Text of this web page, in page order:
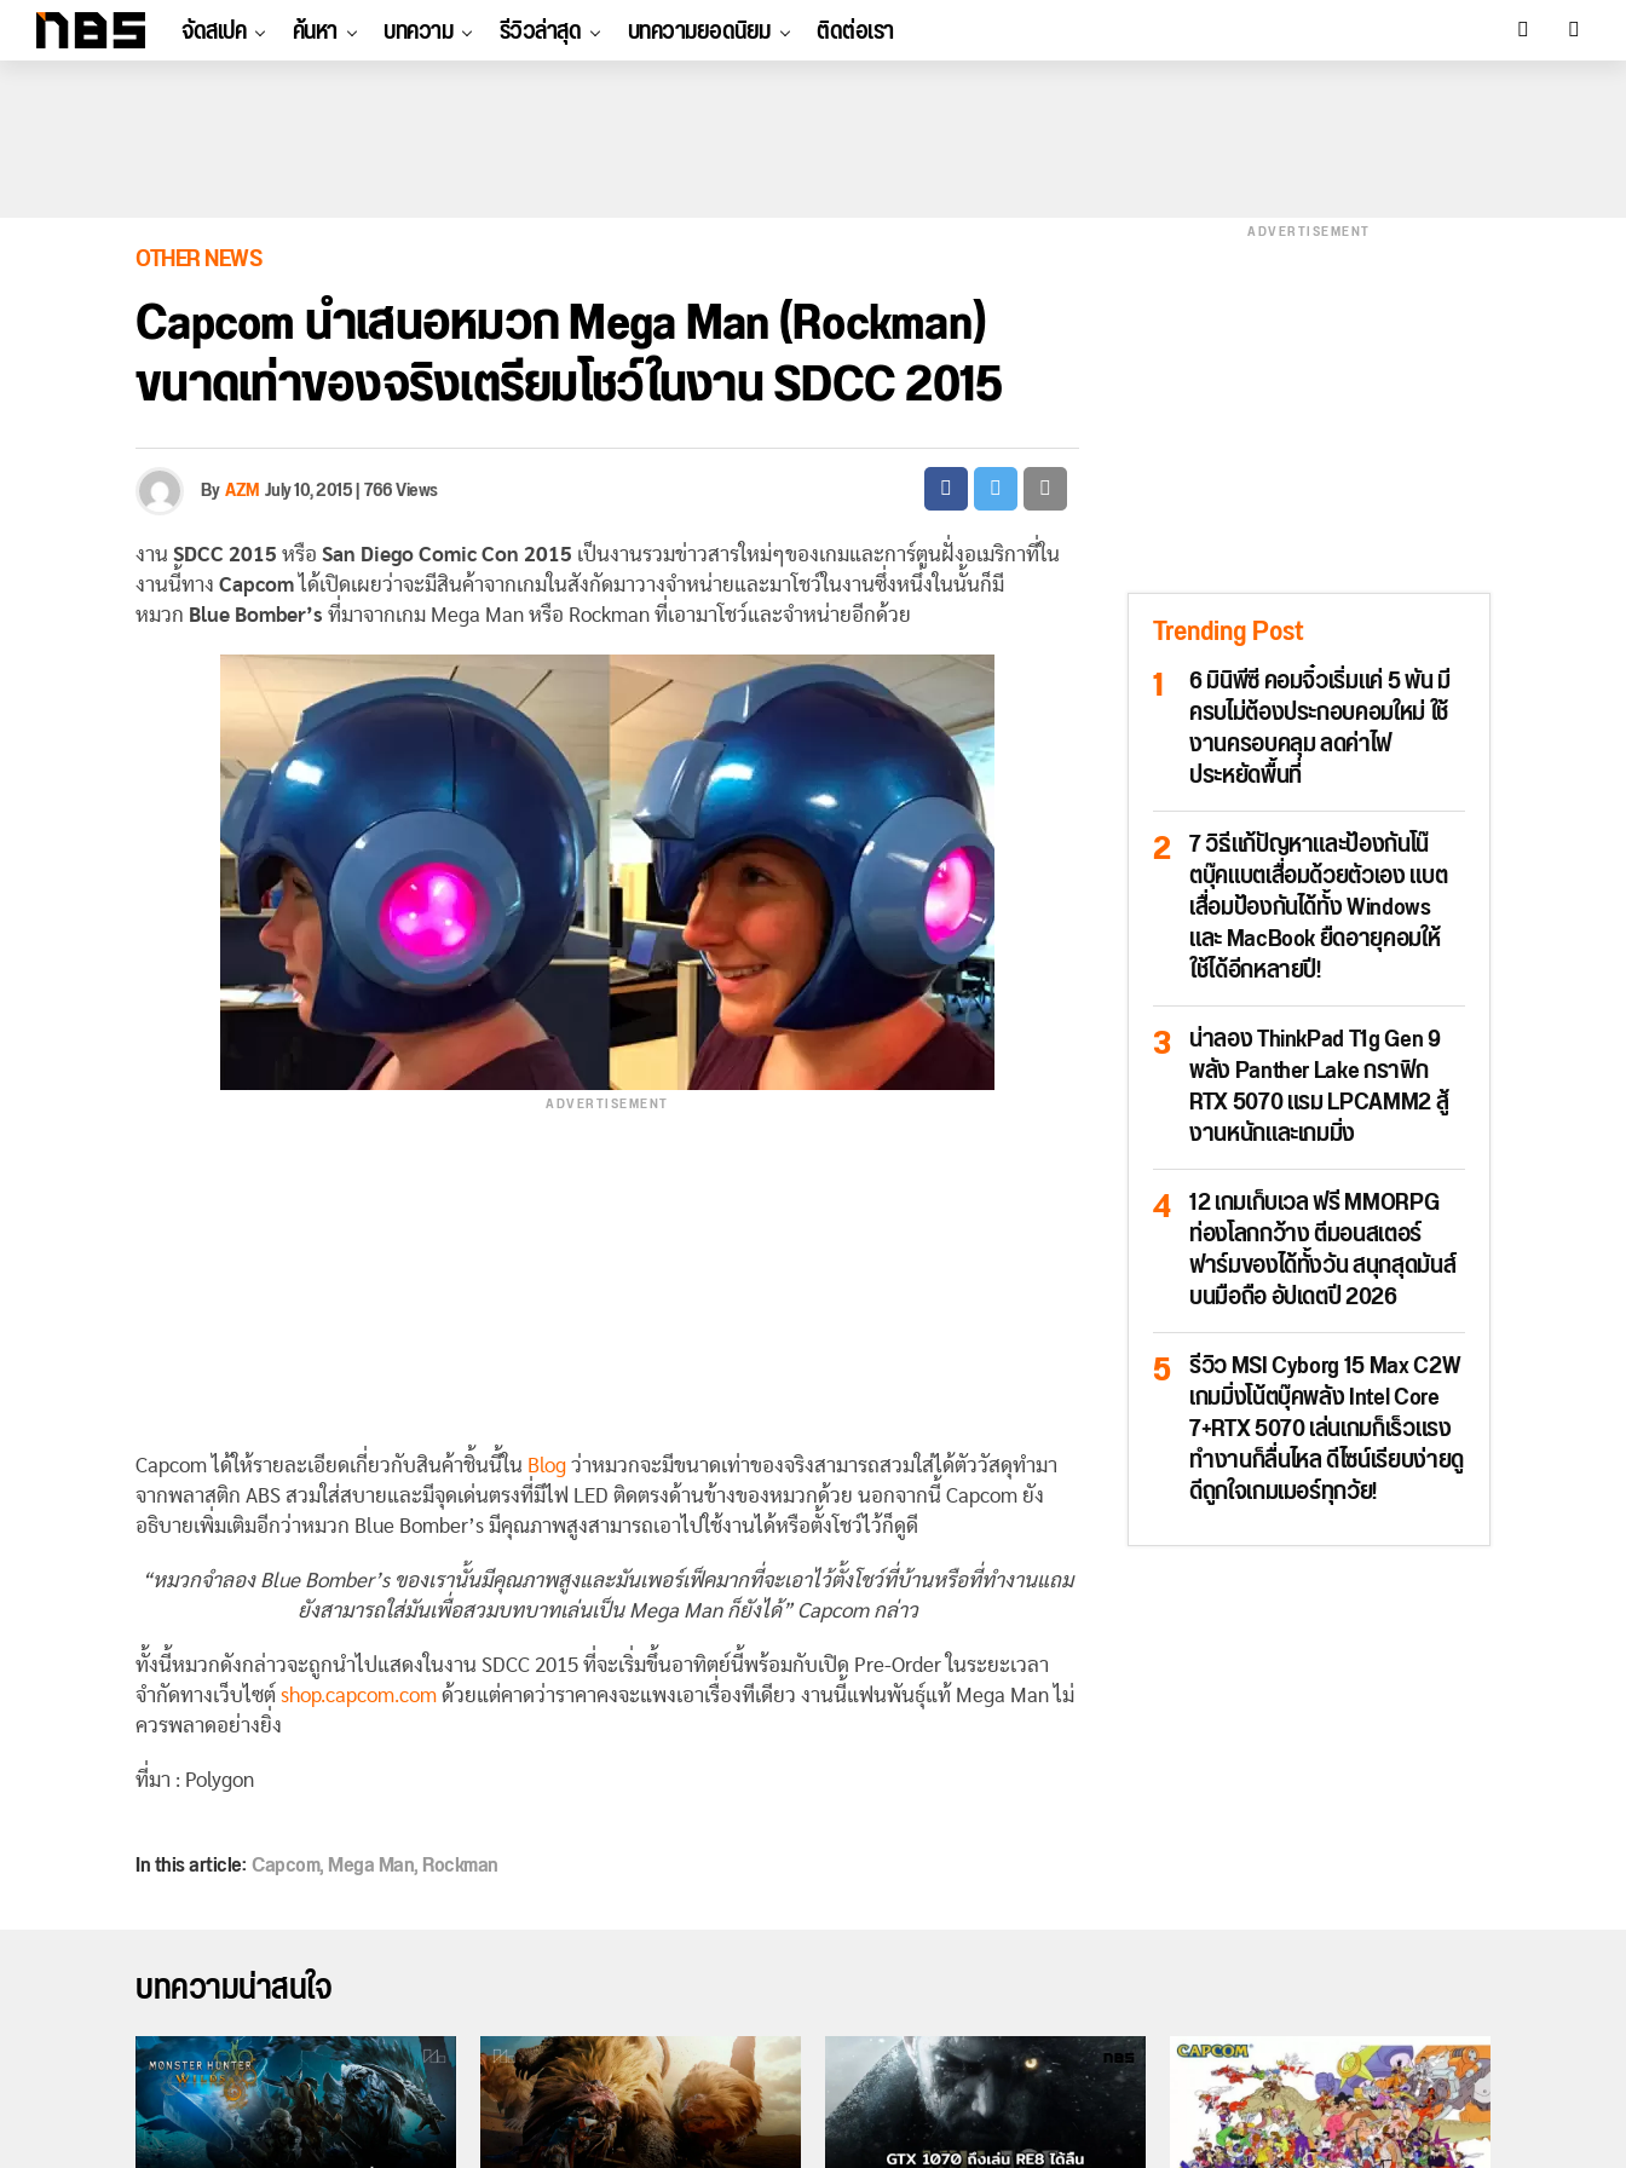
จัดสเปค ค้นหา บทความ รีวิวล่าสุด บทความยอดนิยม ติดต่อเรา
OTHER NEWS
Capcom นำเสนอหมวก Mega Man (Rockman)
ขนาดเท่าของจริงเตรียมโชว์ในงาน SDCC 2015
ByAZMJuly 10, 2015|766 Views
งาน SDCC 2015 หรือ San Diego Comic Con 2015 เป็นงานรวมข่าวสารใหม่ๆของเกมและการ์ตูนฝั่งอเมริกาที่ใน
งานนี้ทาง Capcom ได้เปิดเผยว่าจะมีสินค้าจากเกมในสังกัดมาวางจำหน่ายและมาโชว์ในงานซึ่งหนึ่งในนั้นก็มี
หมวก Blue Bomber’s ที่มาจากเกม Mega Man หรือ Rockman ที่เอามาโชว์และจำหน่ายอีกด้วย
ADVERTISEMENT
Capcom ได้ให้รายละเอียดเกี่ยวกับสินค้าชิ้นนี้ใน Blog ว่าหมวกจะมีขนาดเท่าของจริงสามารถสวมใส่ได้ตัววัสดุทำมา
จากพลาสติก ABS สวมใส่สบายและมีจุดเด่นตรงที่มีไฟ LED ติดตรงด้านข้างของหมวกด้วย นอกจากนี้ Capcom ยัง
อธิบายเพิ่มเติมอีกว่าหมวก Blue Bomber’s มีคุณภาพสูงสามารถเอาไปใช้งานได้หรือตั้งโชว์ไว้ก็ดูดี
“หมวกจำลอง Blue Bomber’s ของเรานั้นมีคุณภาพสูงและมันเพอร์เฟ็คมากที่จะเอาไว้ตั้งโชว์ที่บ้านหรือที่ทำงานแถม
ยังสามารถใส่มันเพื่อสวมบทบาทเล่นเป็น Mega Man ก็ยังได้” Capcom กล่าว
ทั้งนี้หมวกดังกล่าวจะถูกนำไปแสดงในงาน SDCC 2015 ที่จะเริ่มขึ้นอาทิตย์นี้พร้อมกับเปิด Pre-Order ในระยะเวลา
จำกัดทางเว็บไซต์ shop.capcom.com ด้วยแต่คาดว่าราคาคงจะแพงเอาเรื่องทีเดียว งานนี้แฟนพันธุ์แท้ Mega Man ไม่
ควรพลาดอย่างยิ่ง
ที่มา : Polygon
In this article:Capcom,Mega Man,Rockman
ADVERTISEMENT
Trending Post
6 มินิพีซี คอมจิ๋วเริ่มแค่ 5 พัน มี
ครบไม่ต้องประกอบคอมใหม่ ใช้
งานครอบคลุม ลดค่าไฟ
ประหยัดพื้นที่
7 วิธีแก้ปัญหาและป้องกันโน๊
ตบุ๊คแบตเสื่อมด้วยตัวเอง แบต
เสื่อมป้องกันได้ทั้ง Windows
และ MacBook ยืดอายุคอมให้
ใช้ได้อีกหลายปี!
น่าลอง ThinkPad T1g Gen 9
พลัง Panther Lake กราฟิก
RTX 5070 แรม LPCAMM2 สู้
งานหนักและเกมมิ่ง
12 เกมเก็บเวล ฟรี MMORPG
ท่องโลกกว้าง ตีมอนสเตอร์
ฟาร์มของได้ทั้งวัน สนุกสุดมันส์
บนมือถือ อัปเดตปี 2026
รีวิว MSI Cyborg 15 Max C2W
เกมมิ่งโน้ตบุ๊คพลัง Intel Core
7+RTX 5070 เล่นเกมก็เร็วแรง
ทำงานก็ลื่นไหล ดีไซน์เรียบง่ายดู
ดีถูกใจเกมเมอร์ทุกวัย!
บทความน่าสนใจ